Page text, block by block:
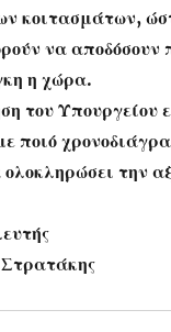
κοιτασμάτων,
να αποδόσουν
η χώρα.
του Υπουργείου
ποιό
την